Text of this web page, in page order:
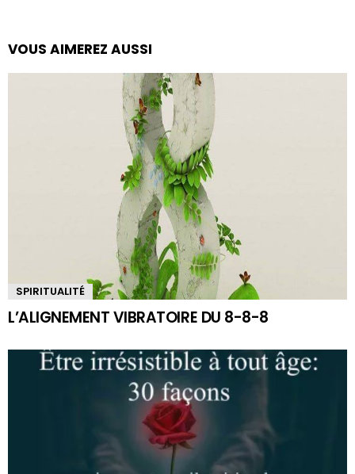
VOUS AIMEREZ AUSSI
SPIRITUALITÉ
L’ALIGNEMENT VIBRATOIRE DU 8-8-8